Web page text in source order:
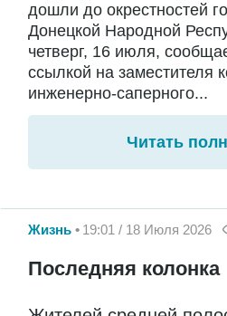
дошли до окрестностей
Донецкой Народной
четверг, 16 июля,
ссылкой на заместителя
инженерно-саперного...
Читать
Жизнь 19:01 / 18 Июля 2026
Последняя колонка